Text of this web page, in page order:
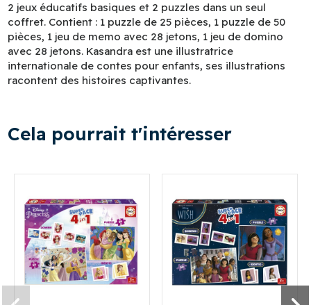
2 jeux éducatifs basiques et 2 puzzles dans un seul
coffret. Contient : 1 puzzle de 25 pièces, 1 puzzle de 50
pièces, 1 jeu de memo avec 28 jetons, 1 jeu de domino
avec 28 jetons. Kasandra est une illustratrice
internationale de contes pour enfants, ses illustrations
racontent des histoires captivantes.
Cela pourrait t'intéresser